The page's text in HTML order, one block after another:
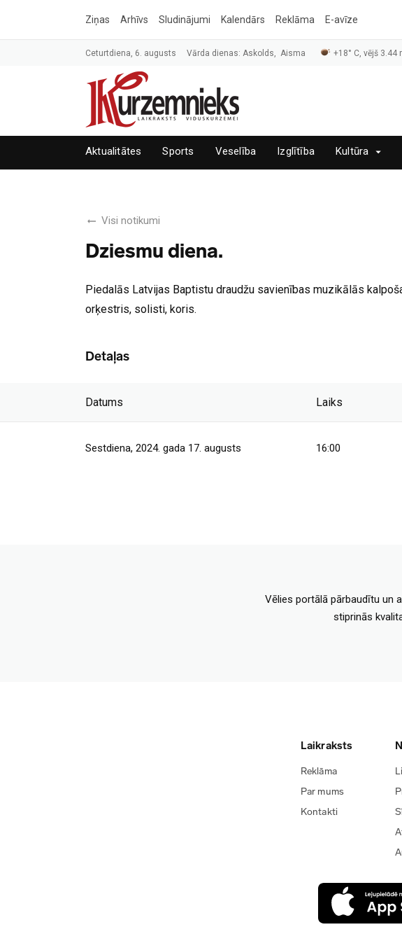
Ziņas Arhīvs Sludinājumi Kalendārs Reklāma E-avīze
Ceturtdiena, 6. augusts Vārda dienas: Askolds, Aisma +18° C, vējš 3.44
Aktualitātes Sports Veselība Izglītība Kultūra
Visi notikumi
Dziesmu diena.
Piedalās Latvijas Baptistu draudžu savienības muzikālās
orķestris, solisti, koris.
Detaļas
Datums Laiks
Sestdiena, 2024. gada 17. augusts 16:00
Vēlies portālā pārbaudītu un
stiprinās
Laikraksts
Reklāma
Par mums
Kontakti